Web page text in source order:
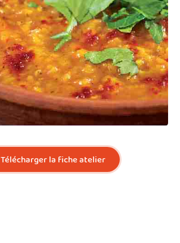
Télécharger la fiche atelier